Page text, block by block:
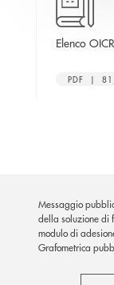
Elenco
PDF |
Messaggio
della soluzione di
modulo di
Grafometrica